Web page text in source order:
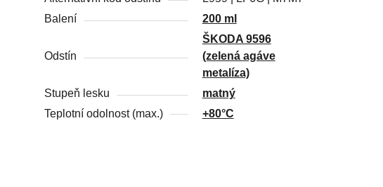
Balení
200 ml
Odstín
ŠKODA 9596
(zelená agáve
metalíza)
Stupeň lesku
matný
Teplotní odolnost (max.)
+80°C